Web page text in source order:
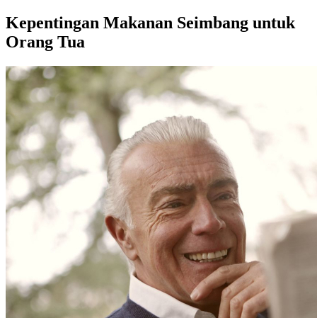
Kepentingan Makanan Seimbang untuk
Orang Tua